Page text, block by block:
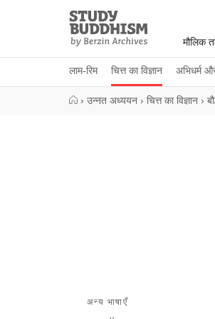
Study
Buddhism
Home
मौलिक
लाम-रिम चित्त का विज्ञान अभिधर्म
› उन्नत अध्ययन › चित्त का विज्ञान ›
अन्य भाषाएँ